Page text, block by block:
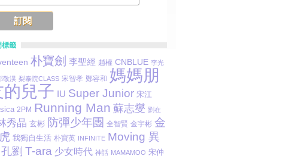
標籤
朴寶劍 李聖經 趙權 CNBLUE 李光
敬淏 梨泰院CLASS 宋智孝 鄭容和 媽媽朋
的兒子 IU Super Junior 宋江
2PM Running Man 蘇志燮 劉在
秀晶 玄彬 防彈少年團 全智賢 金宇彬 金
我獨自生活 朴寶英 INFINITE Moving 異
孔劉 T-ara 少女時代 神話 MAMAMOO 宋仲